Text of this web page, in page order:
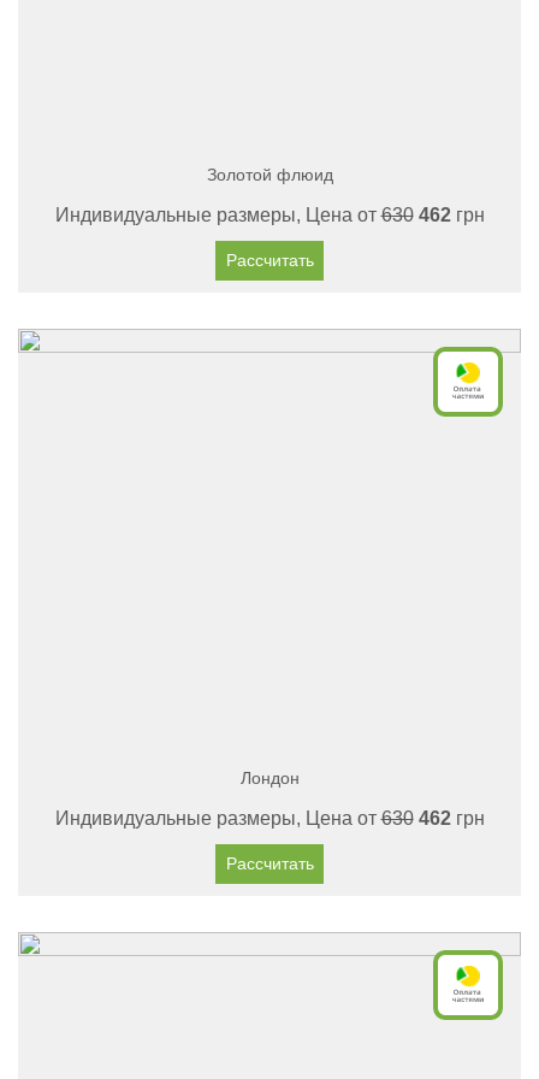
Золотой флюид
Индивидуальные размеры, Цена от630 462грн
Рассчитать
Лондон
Индивидуальные размеры, Цена от630 462грн
Рассчитать